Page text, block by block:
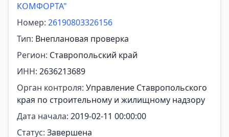
КОМФОРТА"
Номер: 26190803326156
Тип: Внеплановая проверка
Регион: Ставропольский край
ИНН: 2636213689
Орган контроля: Управление Ставропольского
края по строительному и жилищному надзору
Дата начала: 2019-02-11 00:00:00
Статус: Завершена